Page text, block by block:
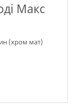
Макс
(хром мат)